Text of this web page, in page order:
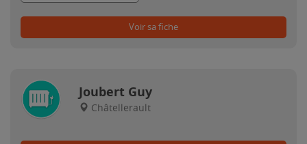
Voir sa fiche
Joubert Guy
Châtellerault